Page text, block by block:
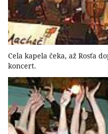
Cela kapela čeka, až Rosťa
koncert.